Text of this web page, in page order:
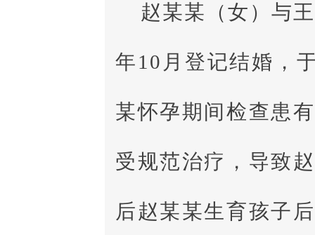
赵某某（女）与
年10月登记结婚，
某怀孕期间检查患
受规范治疗，导致
后赵某某生育孩子